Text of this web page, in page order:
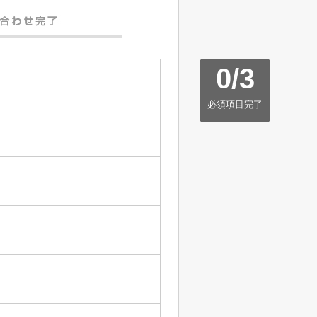
0/3
必須項目完了